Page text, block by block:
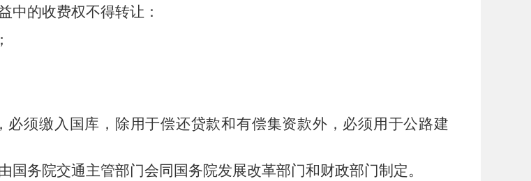
中的收费权不得转让：
必须缴入国库，除用于偿还贷款和有偿集资款外，必须用于公路建
国务院交通主管部门会同国务院发展改革部门和财政部门制定。